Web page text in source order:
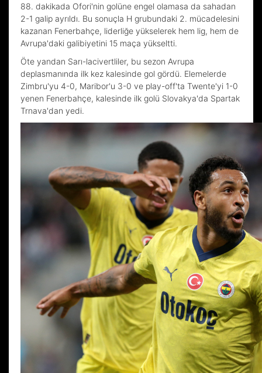
88. dakikada Ofori'nin golüne engel olamasa da sahadan
2-1 galip ayrıldı. Bu sonuçla H grubundaki 2. mücadelesini
kazanan Fenerbahçe, liderliğe yükselerek hem lig, hem de
Avrupa'daki galibiyetini 15 maça yükseltti.
Öte yandan Sarı-lacivertliler, bu sezon Avrupa
deplasmanında ilk kez kalesinde gol gördü. Elemelerde
Zimbru'yu 4-0, Maribor'u 3-0 ve play-off'ta Twente'yi 1-0
yenen Fenerbahçe, kalesinde ilk golü Slovakya'da Spartak
Trnava'dan yedi.